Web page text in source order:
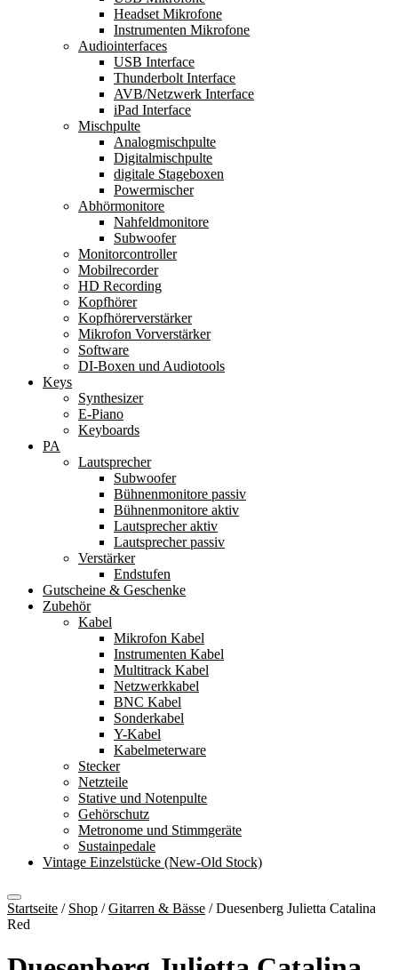
Headset Mikrofone
Instrumenten Mikrofone
Audiointerfaces
USB Interface
Thunderbolt Interface
AVB/Netzwerk Interface
iPad Interface
Mischpulte
Analogmischpulte
Digitalmischpulte
digitale Stageboxen
Powermischer
Abhörmonitore
Nahfeldmonitore
Subwoofer
Monitorcontroller
Mobilrecorder
HD Recording
Kopfhörer
Kopfhörerverstärker
Mikrofon Vorverstärker
Software
DI-Boxen und Audiotools
Keys
Synthesizer
E-Piano
Keyboards
PA
Lautsprecher
Subwoofer
Bühnenmonitore passiv
Bühnenmonitore aktiv
Lautsprecher aktiv
Lautsprecher passiv
Verstärker
Endstufen
Gutscheine & Geschenke
Zubehör
Kabel
Mikrofon Kabel
Instrumenten Kabel
Multitrack Kabel
Netzwerkkabel
BNC Kabel
Sonderkabel
Y-Kabel
Kabelmeterware
Stecker
Netzteile
Stative und Notenpulte
Gehörschutz
Metronome und Stimmgeräte
Sustainpedale
Vintage Einzelstücke (New-Old Stock)
Startseite / Shop /Gitarren & Bässe /Duesenberg Julietta Catalina
Red